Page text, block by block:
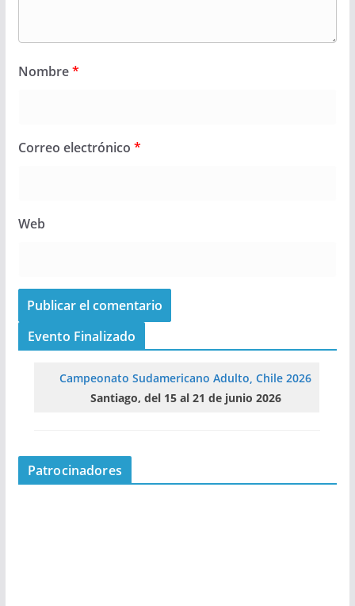
Nombre*
Correo electrónico *
Web
Evento Finalizado
Campeonato Sudamericano Adulto, Chile 2026
Santiago, del 15 al 21 de junio 2026
Patrocinadores